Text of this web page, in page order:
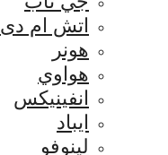
اتش ام دى
هونر
هواوي
انفينيكس
ايباد
لينوفو